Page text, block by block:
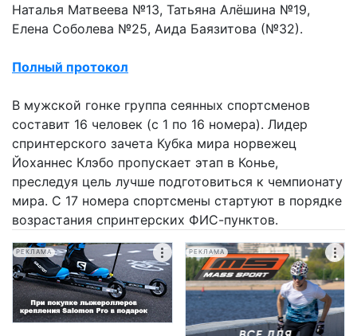
Наталья Матвеева №13, Татьяна Алёшина №19,
Елена Соболева №25, Аида Баязитова (№32).
Полный протокол
В мужской гонке группа сеянных спортсменов
составит 16 человек (с 1 по 16 номера). Лидер
спринтерского зачета Кубка мира норвежец
Йоханнес Клэбо пропускает этап в Конье,
преследуя цель лучше подготовиться к чемпионату
мира. С 17 номера спортсмены стартуют в порядке
возрастания спринтерских ФИС-пунктов.
РЕКЛАМА РЕКЛАМА